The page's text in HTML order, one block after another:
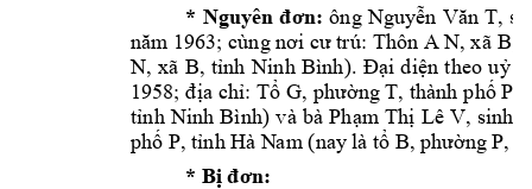
* Nguyên đơn: ông Nguyễn Văn T,
năm 1963; cùng nơi cư trú: Thôn A N, xã B,
N, xã B, tỉnh Ninh Bình). Đại diện theo uỷ
1958; địa chỉ: Tổ G, phường T, thành phố P,
tỉnh Ninh Bình) và bà Phạm Thị Lê V, sinh
phố P, tỉnh Hà Nam (nay là tổ B, phường P,
* Bị đơn: